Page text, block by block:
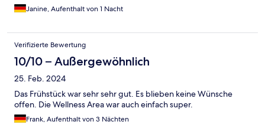
Janine, Aufenthalt von 1 Nacht
Verifizierte Bewertung
10/10 – Außergewöhnlich
25. Feb. 2024
Das Frühstück war sehr sehr gut. Es blieben keine Wünsche
offen. Die Wellness Area war auch einfach super.
Frank, Aufenthalt von 3 Nächten